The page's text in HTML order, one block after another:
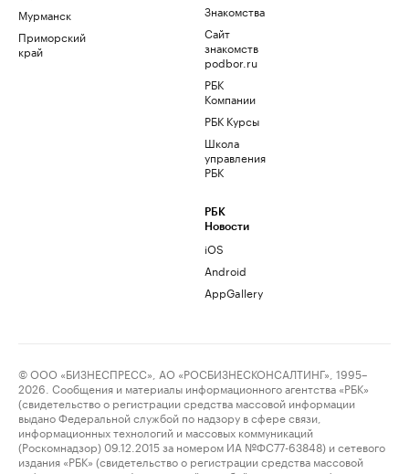
Мурманск
Приморский
край
Знакомства
Сайт
знакомств
podbor.ru
РБК
Компании
РБК Курсы
Школа
управления
РБК
РБК
Новости
iOS
Android
AppGallery
© ООО «БИЗНЕСПРЕСС», АО «РОСБИЗНЕСКОНСАЛТИНГ», 1995–
2026. Сообщения и материалы информационного агентства «РБК»
(свидетельство о регистрации средства массовой информации
выдано Федеральной службой по надзору в сфере связи,
информационных технологий и массовых коммуникаций
(Роскомнадзор) 09.12.2015 за номером ИА №ФС77-63848) и сетевого
издания «РБК» (свидетельство о регистрации средства массовой